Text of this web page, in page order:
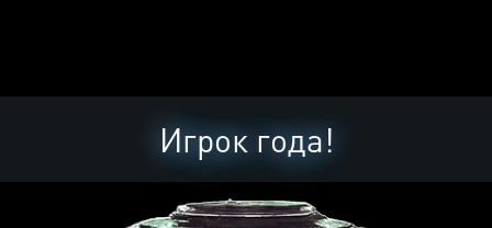
Игрок года!